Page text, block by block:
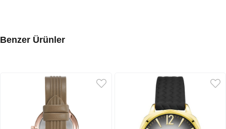
Benzer Ürünler